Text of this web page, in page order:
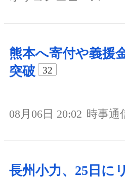
熊本へ寄付や義援
突破
32
08月06日 20:02 時事通
長州小力、25日に